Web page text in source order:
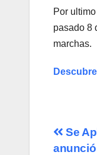
Por
pasado 8
marchas.
Se